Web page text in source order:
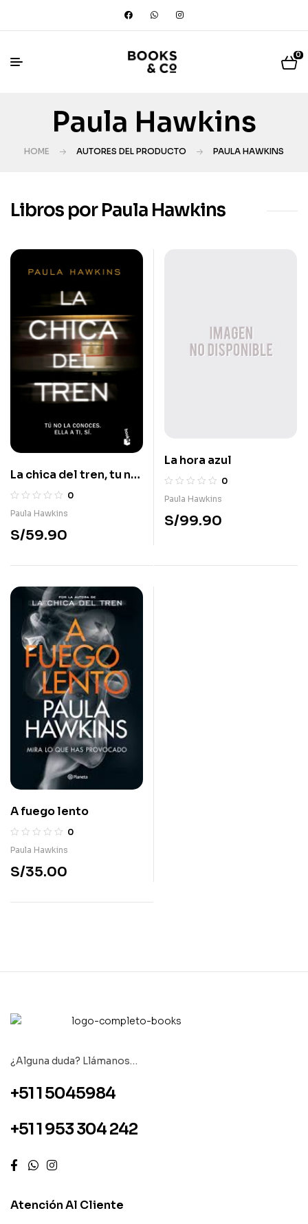
0
Paula Hawkins
HOME AUTORES DEL PRODUCTO PAULA HAWKINS
Libros por Paula Hawkins
La chica del tren, tu no
la conoces, ella a ti, sí
0
Paula Hawkins
S/59.90
La hora azul
0
Paula Hawkins
S/99.90
A fuego lento
0
Paula Hawkins
S/35.00
¿Alguna duda? Llámanos…
+51 1 5045984
+51 1 953 304 242
Atención Al Cliente